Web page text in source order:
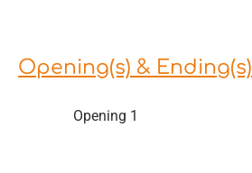
Opening(s) & Ending(s)
Opening 1